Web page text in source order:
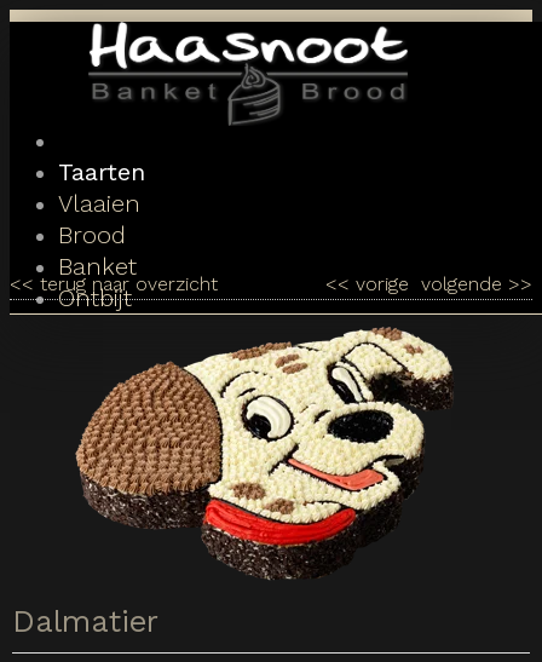
Toggle
navigation
Taarten
Vlaaien
Brood
Banket
Ontbijt
<< terug naar overzicht volgende >>
<< vorige
Dalmatier